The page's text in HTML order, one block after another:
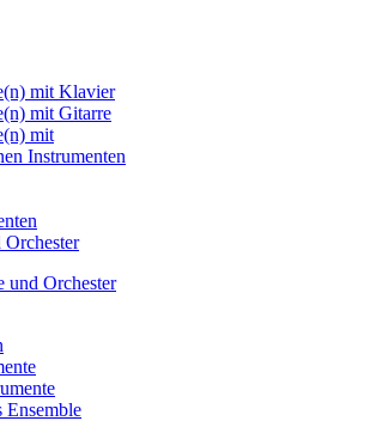
mit Klavier
mit Gitarre
mit
Instrumenten
Orchester
und Orchester
Ensemble